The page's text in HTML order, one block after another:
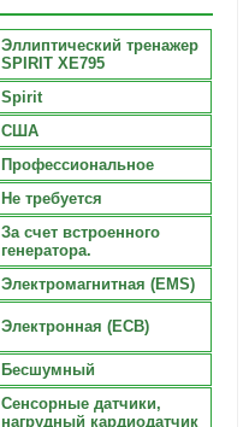
Эллиптический тренажер
SPIRIT XE795
Spirit
США
Профессиональное
Не требуется
За счет встроенного
генератора.
Электромагнитная (EMS)
Электронная (ECB)
Бесшумный
Сенсорные датчики,
нагрудный кардиодатчик